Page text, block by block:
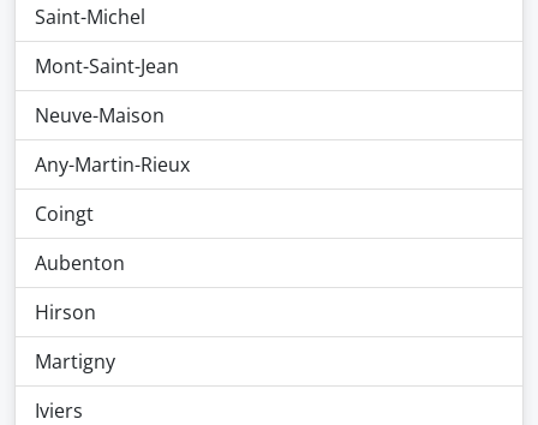
Saint-Michel
Mont-Saint-Jean
Neuve-Maison
Any-Martin-Rieux
Coingt
Aubenton
Hirson
Martigny
Iviers